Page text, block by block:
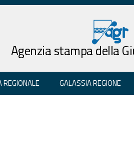
Agenzia stampa della
REGIONALE GALASSIA REGIONE